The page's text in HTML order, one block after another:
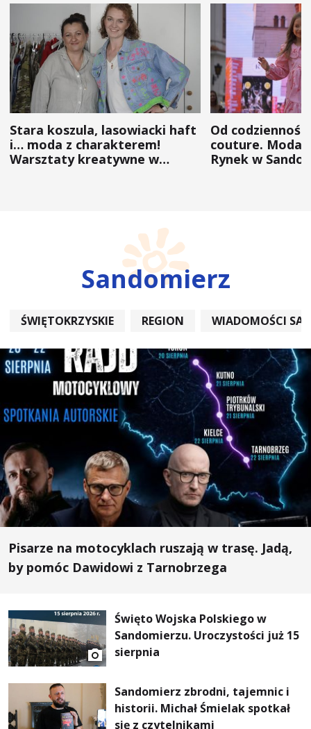
Stara koszula, lasowiacki haft
i… moda z charakterem!
Warsztaty kreatywne w
Od
couture. Moda
Rynek w
Sandomierz
ŚWIĘTOKRZYSKIE REGION WIADOMOŚCI
Pisarze na motocyklach ruszają w trasę. Jadą,
by pomóc Dawidowi z Tarnobrzega
Święto Wojska Polskiego w
Sandomierzu. Uroczystości już 15
sierpnia
Sandomierz zbrodni, tajemnic i
historii. Michał Śmielak spotkał
się z czytelnikami